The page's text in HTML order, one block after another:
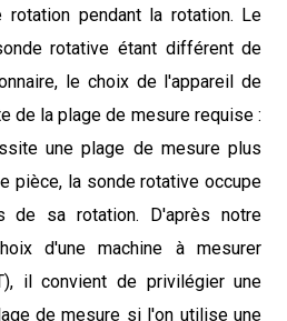
rotation pendant la rotation. Le
rotative étant différent de
le choix de l'appareil de
de la plage de mesure requise :
une plage de mesure plus
pièce, la sonde rotative occupe
de sa rotation. D'après notre
d'une machine à mesurer
il convient de privilégier une
de mesure si l'on utilise une